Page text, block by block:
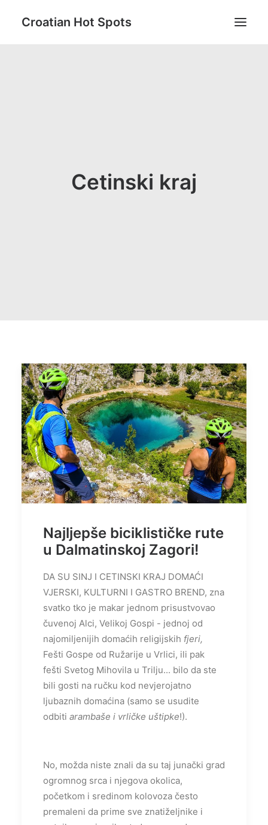
Croatian Hot Spots
Cetinski kraj
Najljepše biciklističke rute
u Dalmatinskoj Zagori!
DA SU SINJ I CETINSKI KRAJ DOMAĆI
VJERSKI, KULTURNI I GASTRO BREND, zna
svatko tko je makar jednom prisustvovao
čuvenoj Alci, Velikoj Gospi - jednoj od
najomiljenijih domaćih religijskih fjeri,
Fešti Gospe od Ružarije u Vrlici, ili pak
fešti Svetog Mihovila u Trilju... bilo da ste
bili gosti na ručku kod nevjerojatno
ljubaznih domaćina (samo se usudite
odbiti arambaše i vrličke uštipke!).
No, možda niste znali da su taj junački grad
ogromnog srca i njegova okolica,
početkom i sredinom kolovoza često
premaleni da prime sve znatiželjnike i